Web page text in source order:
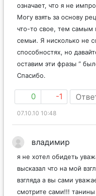
означает, что я не
Могу взять за основу
что-то свое, тем самым
семьи. Я нисколько не
способностях, но
оставим эти фразы ”
Спасибо.
0 -1
07.10.10 10:48
владимир
я не хотел обидеть
высказал что на мой
взгляда а вы сами
смотрите сами!!!